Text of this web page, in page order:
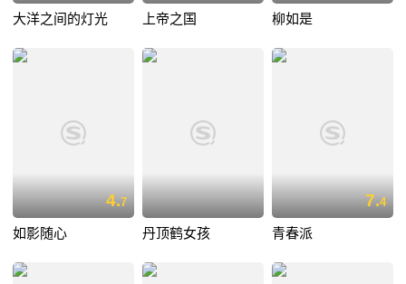
大洋之间的灯光 上帝之国 柳如是
4.7
如影随心 丹顶鹤女孩
7.4
青春派